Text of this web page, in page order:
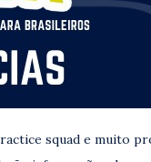
squad e muito